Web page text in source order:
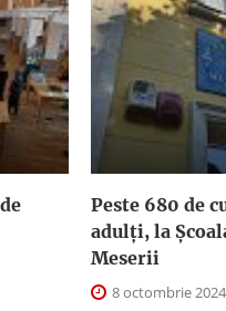
Peste 680 de
adulți, la
Meserii
8 octombrie 2024